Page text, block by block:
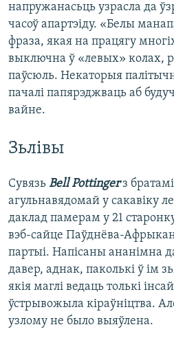
напружанасьць узрасла да
часоў апартэіду. «Белы
фраза, якая на працягу
выключна ў «левых» колах,
паўсюль. Некаторыя
пачалі папярэджваць аб
вайне.
Зьлівы
Сувязь Bell Pottingerз
агульнавядомай у сакавіку
даклад памерам у 21
вэб-сайце Паўднёва-
партыі. Напісаны ананімна
давер, аднак, паколькі ў ім
якія маглі ведаць толькі
ўстрывожыла кіраўніцтва.
узлому не было выяўлена.